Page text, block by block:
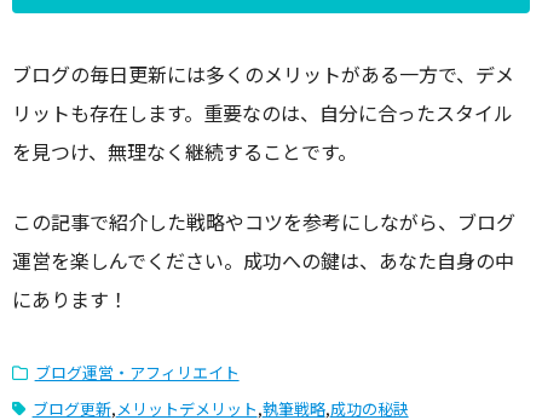
ブログの毎日更新には多くのメリットがある一方で、デメ
リットも存在します。重要なのは、自分に合ったスタイル
を見つけ、無理なく継続することです。
この記事で紹介した戦略やコツを参考にしながら、ブログ
運営を楽しんでください。成功への鍵は、あなた自身の中
にあります！
ブログ運営・アフィリエイト
ブログ更新, メリットデメリット,執筆戦略,成功の秘訣